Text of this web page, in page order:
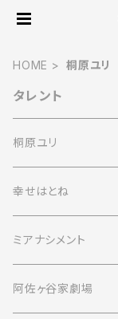
HOME 桐原ユリ
タレント
桐原ユリ
幸せはとね
ミアナシメント
阿佐ヶ谷家劇場